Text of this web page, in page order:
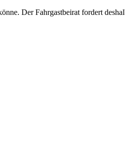
Der Fahrgastbeirat fordert